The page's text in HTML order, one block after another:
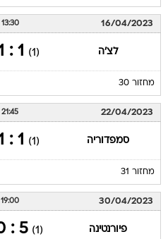
16/04/2023
13:30
לצ'ה (1)
1 : 1
מחזור 30
22/04/2023
21:45
סמפדוריה (1)
1 : 1
מחזור 31
30/04/2023
19:00
פיורנטינה (1)
5 : 0